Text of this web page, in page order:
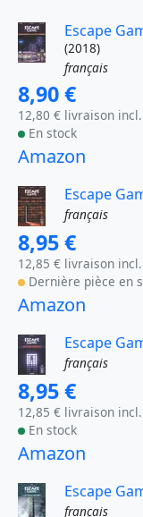
Escape
(2018)
français
8,90 €
12,80 € livraison incl.
En stock
Amazon
Escape
français
8,95 €
12,85 € livraison incl.
Dernière pièce en
Amazon
Escape
français
8,95 €
12,85 € livraison incl.
En stock
Amazon
Escape
français